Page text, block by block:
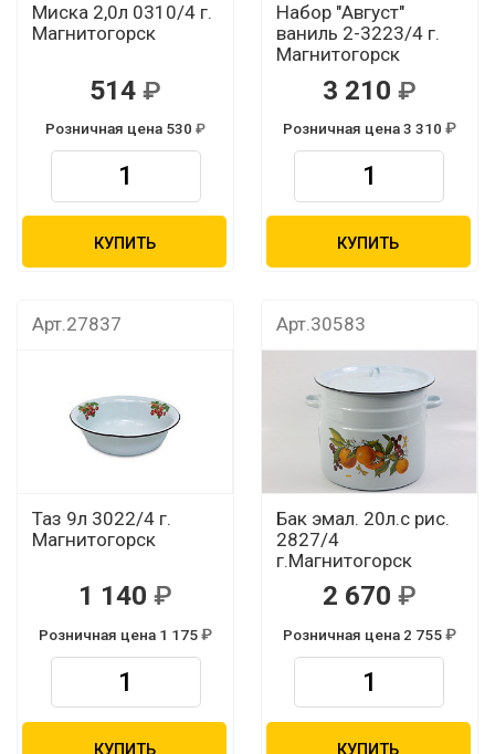
Миска 2,0л 0310/4 г.
Магнитогорск
514
Розничная цена 530
КУПИТЬ
Набор "Август"
ваниль 2-3223/4 г.
Магнитогорск
3 210
Розничная цена 3 310
КУПИТЬ
Арт.27837
Таз 9л 3022/4 г.
Магнитогорск
1 140
Розничная цена 1 175
КУПИТЬ
Арт.30583
Бак эмал. 20л.с рис.
2827/4
г.Магнитогорск
2 670
Розничная цена 2 755
КУПИТЬ